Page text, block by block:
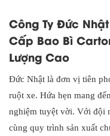
Công Ty Đức
Cấp Bao Bì
Lượng Cao
Đức Nhật là đơn vị tiên
ruột xe. Hứa hẹn mang
nghiệm tuyệt vời. Với đội
cùng quy trình sản xuất